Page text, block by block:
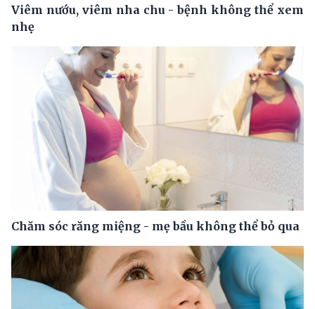
Viêm nướu, viêm nha chu - bệnh không thể xem
nhẹ
Chăm sóc răng miệng - mẹ bầu không thể bỏ qua